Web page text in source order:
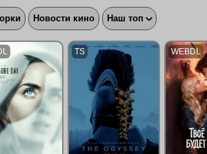
Новости кино Наш топ